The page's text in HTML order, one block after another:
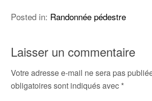
Posted in: Randonnée pédestre
Laisser un commentaire
Votre adresse e-mail ne sera pas
obligatoires sont indiqués avec *